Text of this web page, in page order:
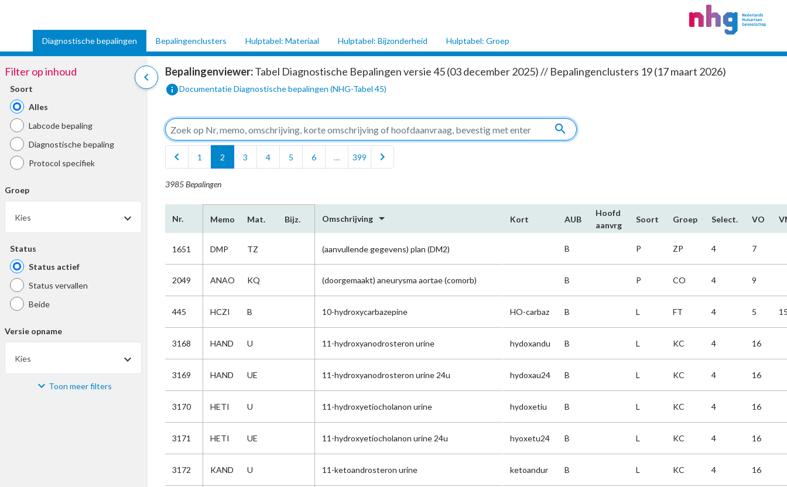
Diagnostische bepalingen Bepalingenclusters Hulptabel: Materiaal Hulptabel: Bijzonderheid Hulptabel: Groep
chevron_left
Filter op inhoud
Soort
Alles
Labcode bepaling
Diagnostische bepaling
Protocol specifiek
Groep
Kies
Status
Status actief
Status vervallen
Beide
Versie opname
Kies
Materiaal Toon meer filters
Bepalingenviewer:Tabel Diagnostische Bepalingen versie 45 (03 december 2025) // Bepalingenclusters 19 (17 maart 2026)
infoDocumentatie Diagnostische bepalingen (NHG-Tabel 45)
search
chevron_left
1 2 3 4 5 6 … 399 chevron_right
3985 Bepalingen
Nr. Memo Mat. Bijz. Omschrijving arrow_drop_down Kort AUB
Hoofd​
aanvrg
Soort Groep Select. VO
1651 DMP TZ (aanvullende gegevens) plan (DM2) B P ZP 4 7
2049 ANAO KQ (doorgemaakt) aneurysma aortae (comorb) B P CO 4 9
445 HCZI B 10-hydroxycarbazepine HO-carbaz B L FT 4 5
3168 HAND U 11-hydroxyanodrosteron urine hydoxandu B L KC 4 16
3169 HAND UE 11-hydroxyanodrosteron urine 24u hydoxau24 B L KC 4 16
3170 HETI U 11-hydroxyetiocholanon urine hydoxetiu B L KC 4 16
3171 HETI UE 11-hydroxyetiocholanon urine 24u hyoxetu24 B L KC 4 16
3172 KAND U 11-ketoandrosteron urine ketoandur B L KC 4 16